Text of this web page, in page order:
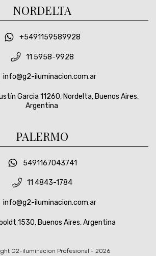
NORDELTA
+5491159589928
11 5958-9928
info@g2-iluminacion.com.ar
Garcia 11260, Nordelta, Buenos Aires,
Argentina
PALERMO
5491167043741
11 4843-1784
info@g2-iluminacion.com.ar
1530, Buenos Aires, Argentina
G2-iluminacion Profesional - 2026